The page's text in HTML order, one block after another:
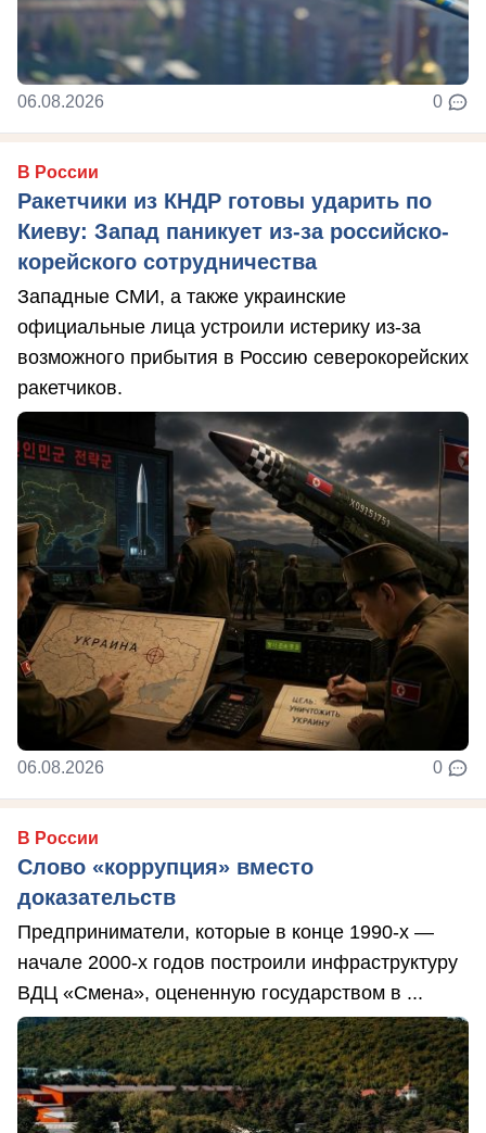
06.08.2026 0
В России
Ракетчики из КНДР готовы ударить по
Киеву: Запад паникует из-за российско-
корейского сотрудничества
Западные СМИ, а также украинские
официальные лица устроили истерику из-за
возможного прибытия в Россию северокорейских
ракетчиков.
06.08.2026 0
В России
Слово «коррупция» вместо
доказательств
Предприниматели, которые в конце 1990-х —
начале 2000-х годов построили инфраструктуру
ВДЦ «Смена», оцененную государством в ...